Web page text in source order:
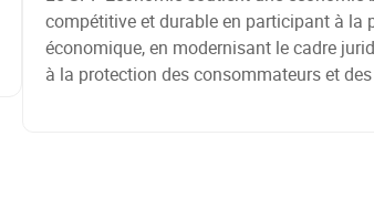
compétitive et durable en participant à la
économique, en modernisant le cadre
à la protection des consommateurs et